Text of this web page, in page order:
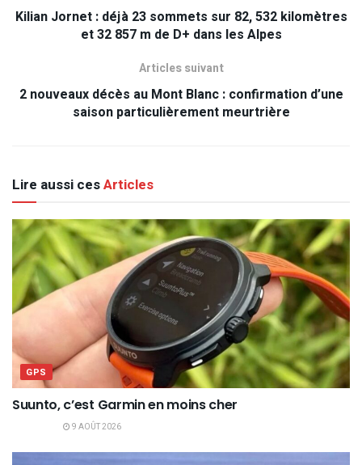
Kilian Jornet : déjà 23 sommets sur 82, 532 kilomètres
et 32 857 m de D+ dans les Alpes
Articles suivant
2 nouveaux décès au Mont Blanc : confirmation d’une
saison particulièrement meurtrière
Lire aussi cesArticles
GPS
Suunto, c’est Garmin en moins cher
9 AOÛT 2026